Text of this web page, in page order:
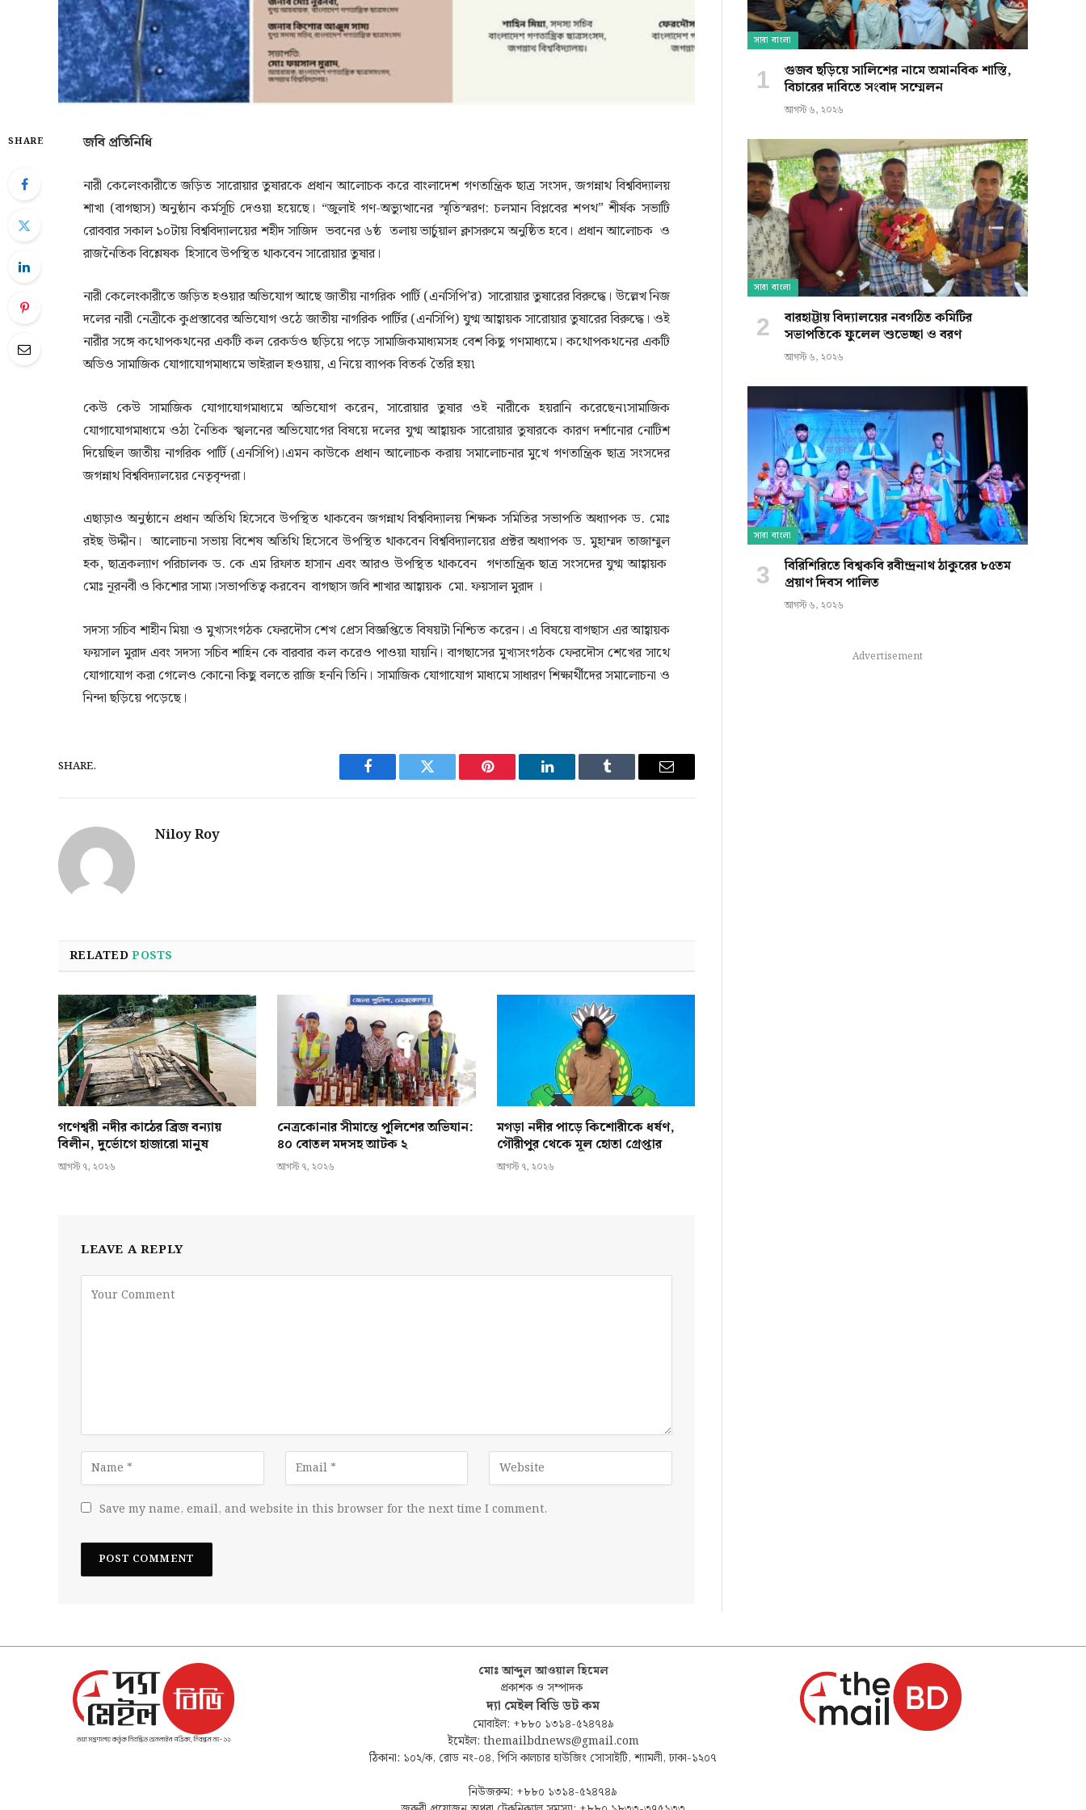
SHARE জবি প্রতিনিধি
নারী কেলেংকারীতে জড়িত সারোয়ার তুষারকে প্রধান আলোচক করে বাংলাদেশ গণতান্ত্রিক ছাত্র সংসদ, জগন্নাথ বিশ্ববিদ্যালয়
শাখা (বাগছাস) অনুষ্ঠান কর্মসূচি দেওয়া হয়েছে। “জুলাই গণ-অভ্যুত্থানের স্মৃতিস্মরণ: চলমান বিপ্লবের শপথ” শীর্ষক সভাটি
রোববার সকাল ১০টায় বিশ্ববিদ্যালয়ের শহীদ সাজিদ ভবনের ৬ষ্ঠ তলায় ভার্চুয়াল ক্লাসরুমে অনুষ্ঠিত হবে। প্রধান আলোচক ও
রাজনৈতিক বিশ্লেষক হিসাবে উপস্থিত থাকবেন সারোয়ার তুষার।
নারী কেলেংকারীতে জড়িত হওয়ার অভিযোগ আছে জাতীয় নাগরিক পার্টি (এনসিপি’র) সারোয়ার তুষারের বিরুদ্ধে। উল্লেখ নিজ
দলের নারী নেত্রীকে কুপ্রস্তাবের অভিযোগ ওঠে জাতীয় নাগরিক পার্টির (এনসিপি) যুগ্ম আহ্বায়ক সারোয়ার তুষারের বিরুদ্ধে। ওই
নারীর সঙ্গে কথোপকথনের একটি কল রেকর্ডও ছড়িয়ে পড়ে সামাজিকমাধ্যমসহ বেশ কিছু গণমাধ্যমে। কথোপকথনের একটি
অডিও সামাজিক যোগাযোগমাধ্যমে ভাইরাল হওয়ায়, এ নিয়ে ব্যাপক বিতর্ক তৈরি হয়৷
কেউ কেউ সামাজিক যোগাযোগমাধ্যমে অভিযোগ করেন, সারোয়ার তুষার ওই নারীকে হয়রানি করেছেন৷সামাজিক
যোগাযোগমাধ্যমে ওঠা নৈতিক স্খলনের অভিযোগের বিষয়ে দলের যুগ্ম আহ্বায়ক সারোয়ার তুষারকে কারণ দর্শানোর নোটিশ
দিয়েছিল জাতীয় নাগরিক পার্টি (এনসিপি)।এমন কাউকে প্রধান আলোচক করায় সমালোচনার মুখে গণতান্ত্রিক ছাত্র সংসদের
জগন্নাথ বিশ্ববিদ্যালয়ের নেতৃবৃন্দরা।
এছাড়াও অনুষ্ঠানে প্রধান অতিথি হিসেবে উপস্থিত থাকবেন জগন্নাথ বিশ্ববিদ্যালয় শিক্ষক সমিতির সভাপতি অধ্যাপক ড. মোঃ
রইছ উদ্দীন। আলোচনা সভায় বিশেষ অতিথি হিসেবে উপস্থিত থাকবেন বিশ্ববিদ্যালয়ের প্রক্টর অধ্যাপক ড. মুহাম্মদ তাজাম্মুল
হক, ছাত্রকল্যাণ পরিচালক ড. কে এম রিফাত হাসান এবং আরও উপস্থিত থাকবেন গণতান্ত্রিক ছাত্র সংসদের যুগ্ম আহ্বায়ক
মোঃ নূরনবী ও কিশোর সাম্য।সভাপতিত্ব করবেন বাগছাস জবি শাখার আহ্বায়ক মো. ফয়সাল মুরাদ ।
সদস্য সচিব শাহীন মিয়া ও মুখ্যসংগঠক ফেরদৌস শেখ প্রেস বিজ্ঞপ্তিতে বিষয়টা নিশ্চিত করেন। এ বিষয়ে বাগছাস এর আহ্বায়ক
ফয়সাল মুরাদ এবং সদস্য সচিব শাহিন কে বারবার কল করেও পাওয়া যায়নি। বাগছাসের মুখ্যসংগঠক ফেরদৌস শেখের সাথে
যোগাযোগ করা গেলেও কোনো কিছু বলতে রাজি হননি তিনি। সামাজিক যোগাযোগ মাধ্যমে সাধারণ শিক্ষার্থীদের সমালোচনা ও
নিন্দা ছড়িয়ে পড়েছে।
SHARE.
Facebook Twitter Pinterest LinkedIn Tumblr Email
Niloy Roy
RELATEDPOSTS
গণেশ্বরী নদীর কাঠের ব্রিজ বন্যায়
বিলীন, দুর্ভোগে হাজারো মানুষ
আগস্ট ৭, ২০২৬
নেত্রকোনার সীমান্তে পুলিশের অভিযান:
৪০ বোতল মদসহ আটক ২
আগস্ট ৭, ২০২৬
মগড়া নদীর পাড়ে কিশোরীকে ধর্ষণ,
গৌরীপুর থেকে মূল হোতা গ্রেপ্তার
আগস্ট ৭, ২০২৬
LEAVE A REPLY
Save my name, email, and website in this browser for the next time I comment.
সারা বাংলা
গুজব ছড়িয়ে সালিশের নামে অমানবিক শাস্তি,
বিচারের দাবিতে সংবাদ সম্মেলন
আগস্ট ৬, ২০২৬
সারা বাংলা
বারহাট্টায় বিদ্যালয়ের নবগঠিত কমিটির
সভাপতিকে ফুলেল শুভেচ্ছা ও বরণ
আগস্ট ৬, ২০২৬
সারা বাংলা
বিরিশিরিতে বিশ্বকবি রবীন্দ্রনাথ ঠাকুরের ৮৫তম
প্রয়াণ দিবস পালিত
আগস্ট ৬, ২০২৬
Advertisement
মোঃ আব্দুল আওয়াল হিমেল
প্রকাশক ও সম্পাদক
দ্যা মেইল বিডি ডট কম
মোবাইল: +৮৮০ ১৩১৪-৫২৪৭৪৯
ইমেইল: themailbdnews@gmail.com
ঠিকানা: ১০২/ক, রোড নং-০৪, পিসি কালচার হাউজিং সোসাইটি, শ্যামলী, ঢাকা-১২০৭
নিউজরুম: +৮৮০ ১৩১৪-৫২৪৭৪৯